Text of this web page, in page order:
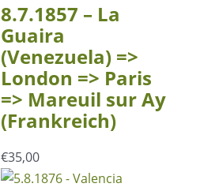
8.7.1857 – La
Guaira
(Venezuela) =>
London => Paris
=> Mareuil sur Ay
(Frankreich)
€35,00